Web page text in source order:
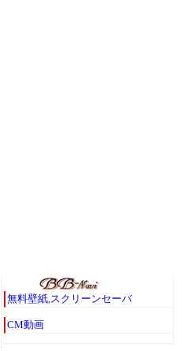
無料壁紙,スクリーンセーバ
CM動画